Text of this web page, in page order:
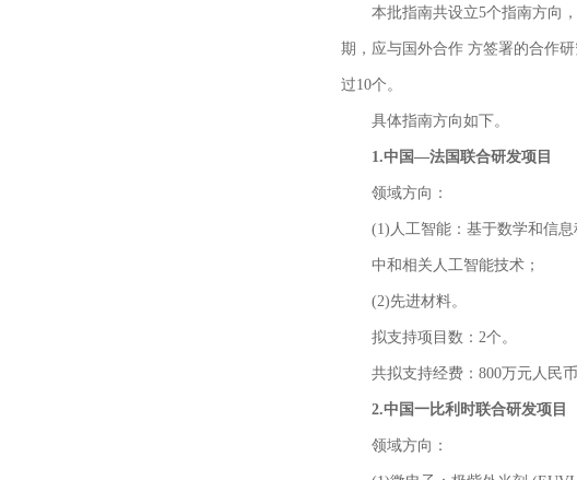
本批指南共设立5个指南方向
期，应与国外合作 方签署的合作
过10个。
具体指南方向如下。
1.中国—法国联合研发项目
领域方向：
(1)人工智能：基于数学和信
中和相关人工智能技术；
(2)先进材料。
拟支持项目数：2个。
共拟支持经费：800万元人民币
2.中国一比利时联合研发项目
领域方向：